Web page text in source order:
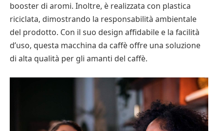
booster di aromi. Inoltre, è realizzata con plastica
riciclata, dimostrando la responsabilità ambientale
del prodotto. Con il suo design affidabile e la facilità
d’uso, questa macchina da caffè offre una soluzione
di alta qualità per gli amanti del caffè.